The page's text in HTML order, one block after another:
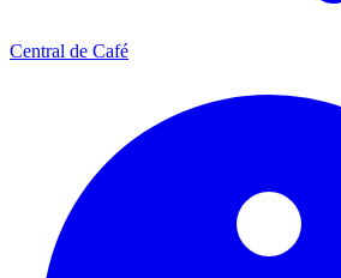
Central de Café